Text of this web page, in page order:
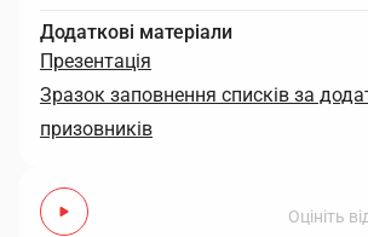
Додаткові матеріали
Презентація
Зразок заповнення списків за
призовників
Оцініть